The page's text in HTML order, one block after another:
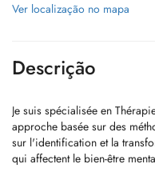
Ver localização no mapa
Descrição
Je suis spécialisée en
approche basée sur des
sur l'identification et la
qui affectent le bien-être